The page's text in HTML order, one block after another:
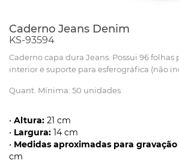
Caderno Jeans Denim
KS-93594
Caderno capa dura Jeans. Possui 96 folhas
interior e suporte para esferográfica (não
Quant. Mínima: 50 unidades
• Altura: 21 cm
• Largura: 14 cm
• Medidas aproximadas para gravação
cm